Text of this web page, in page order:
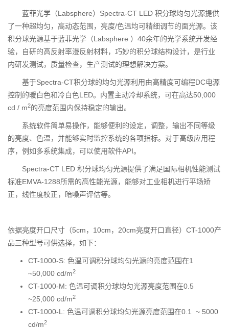
蓝菲光学（Labsphere）Spectra-CT LED 积分球均匀光源提供
了一种超均匀，高动态范围，亮度/色温均可精细调节的面光源。该
积分球光源基于蓝菲光学（Labsphere ）40余年的光学系统开发经
验，自研的高反射率漫反射材料，巧妙的积分球结构设计，是行业
内研发测试，质量检查，生产测试的理想解决方案。
基于Spectra-CT积分球的均匀光源利用由高精度可编程DC电源
控制的暖白色和冷白色LED。内置主动冷却系统，可在高达50,000
cd / m2的亮度范围内保持稳定的输出。
系统软件简单易操作，能够便利的设定，调整，输出不同等级
的亮度、色温，并能够实时监控系统的各项指标。对于高级应用程
序，例如多系统集成，可以使用软件API。
Spectra-CT LED 积分球均匀光源提供了满足国际相机性能测试
标准EMVA-1288所需的高性能光源，能够对工业相机进行平场矫
正，线性度校正，暗噪声评估等。
依据亮度开口尺寸（5cm，10cm，20cm亮度开口直径）CT-1000产
品三种型号可供选择，如下：
CT-1000-S: 色温可调积分球均匀光源的亮度范围在1
~50,000 cd/m2
CT-1000-M: 色温可调积分球均匀光源亮度范围在0.5
~25,000 cd/m2
CT-1000-L: 色温可调积分球均匀光源亮度范围在0.1 ~ 5000
cd/m2